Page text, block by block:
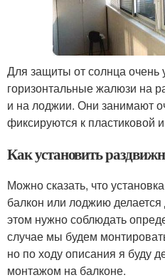
Для защиты от солнца очень
горизонтальные жалюзи на
и на лоджии. Они занимают
фиксируются к пластиковой
Как установить
Можно сказать, что
балкон или лоджию
этом нужно соблюдать
случае мы будем
но по ходу описания я буду
монтажом на балконе.